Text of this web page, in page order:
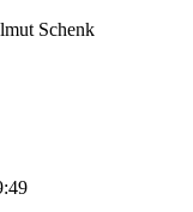
Schenk